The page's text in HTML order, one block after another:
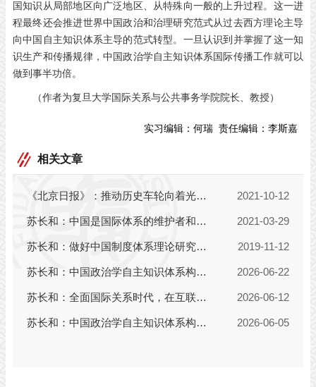
国知识从局部地区向广泛地区、从特殊向一般的上升过程。这一进
程最终还会推进世界中国政治和治理研究范式从过去西方理论主导
向中国自主知识体系主导的范式转型。一旦认识到并掌握了这一知
识生产和传播规律，中国政治学自主知识体系国际传播工作就可以
做到事半功倍。
（作者为复旦大学国际关系与公共事务学院院长、教授）
实习编辑： 何瑞 责任编辑： 李斯嘉
相关文章